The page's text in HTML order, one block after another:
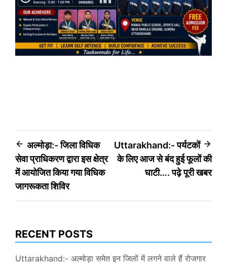
Post
navigation
अल्मोड़ा:- जिला विधिक
सेवा प्राधिकरण द्वारा इस क्षेत्र
में आयोजित किया गया विधिक
जागरूकता शिविर
Uttarakhand:- पर्यटकों
के लिए आज से बंद हुई फूलों की
घाटी…. पढ़े पूरी खबर
RECENT POSTS
Uttarakhand:- अल्मोड़ा समेत इन जिलों में लगने वाले हैं रोजगार